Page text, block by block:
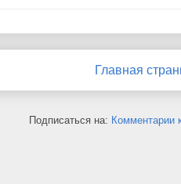
Главная
Подписаться на: Комментарии